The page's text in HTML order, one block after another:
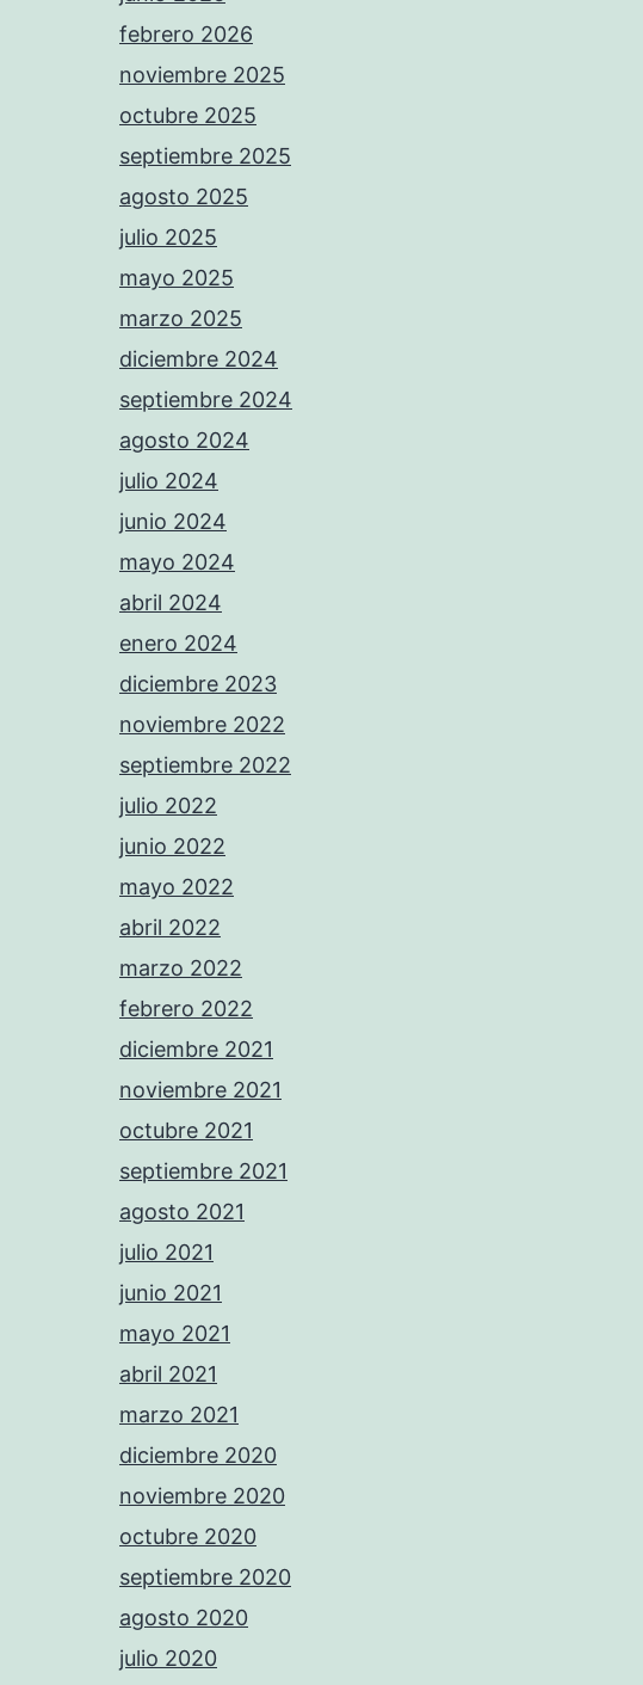
febrero 2026
noviembre 2025
octubre 2025
septiembre 2025
agosto 2025
julio 2025
mayo 2025
marzo 2025
diciembre 2024
septiembre 2024
agosto 2024
julio 2024
junio 2024
mayo 2024
abril 2024
enero 2024
diciembre 2023
noviembre 2022
septiembre 2022
julio 2022
junio 2022
mayo 2022
abril 2022
marzo 2022
febrero 2022
diciembre 2021
noviembre 2021
octubre 2021
septiembre 2021
agosto 2021
julio 2021
junio 2021
mayo 2021
abril 2021
marzo 2021
diciembre 2020
noviembre 2020
octubre 2020
septiembre 2020
agosto 2020
julio 2020